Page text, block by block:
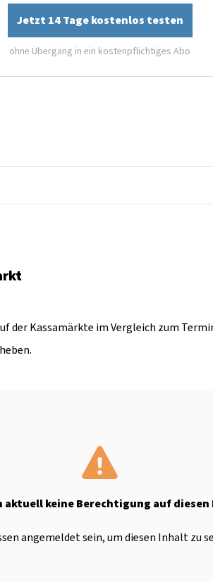
Jetzt 14 Tage kostenlos testen
ohne Übergang in ein kostenpflichtiges Abo
der Kassamärkte im Vergleich zum
aktuell keine Berechtigung auf
angemeldet sein, um diesen Inhalt zu